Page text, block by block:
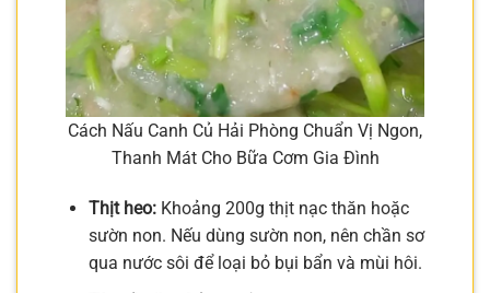
Cách Nấu Canh Củ Hải Phòng Chuẩn Vị Ngon,
Thanh Mát Cho Bữa Cơm Gia Đình
Thịt heo:Khoảng 200g thịt nạc thăn hoặc
sườn non. Nếu dùng sườn non, nên chần sơ
qua nước sôi để loại bỏ bụi bẩn và mùi hôi.